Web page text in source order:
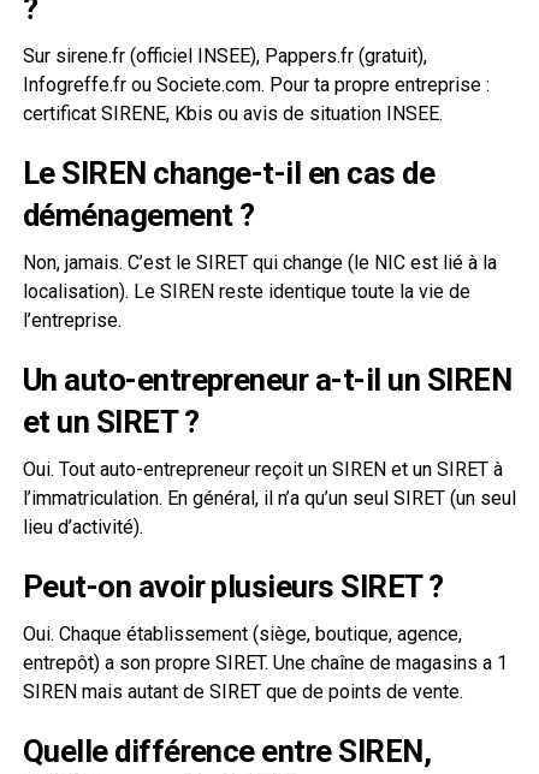
?
Sur sirene.fr (officiel INSEE), Pappers.fr (gratuit),
Infogreffe.fr ou Societe.com. Pour ta propre entreprise :
certificat SIRENE, Kbis ou avis de situation INSEE.
Le SIREN change-t-il en cas de
déménagement ?
Non, jamais. C’est le SIRET qui change (le NIC est lié à la
localisation). Le SIREN reste identique toute la vie de
l’entreprise.
Un auto-entrepreneur a-t-il un SIREN
et un SIRET ?
Oui. Tout auto-entrepreneur reçoit un SIREN et un SIRET à
l’immatriculation. En général, il n’a qu’un seul SIRET (un seul
lieu d’activité).
Peut-on avoir plusieurs SIRET ?
Oui. Chaque établissement (siège, boutique, agence,
entrepôt) a son propre SIRET. Une chaîne de magasins a 1
SIREN mais autant de SIRET que de points de vente.
Quelle différence entre SIREN,